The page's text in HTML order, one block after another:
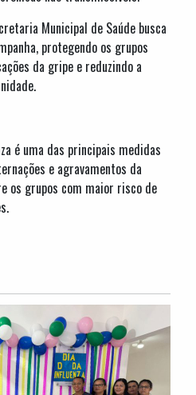
Municipal de Saúde busca
protegendo os grupos
da gripe e reduzindo a
é uma das principais medidas
e agravamentos da
os grupos com maior risco de